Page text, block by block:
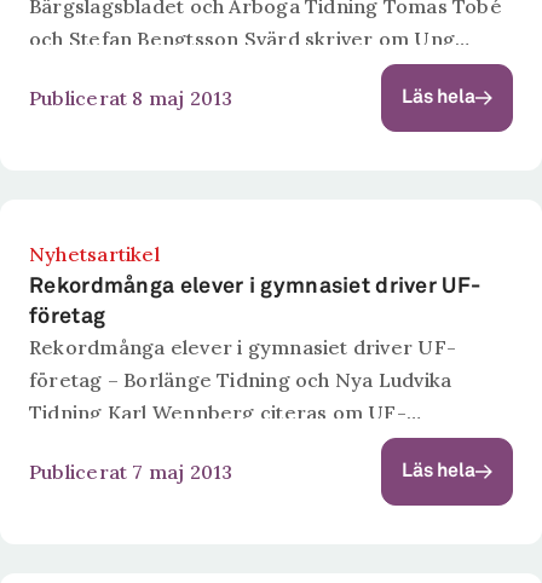
Bärgslagsbladet och Arboga Tidning Tomas Tobé
och Stefan Bengtsson Svärd skriver om Ung
Företagsamhet och Karl Wennbergs och Niklas
Elerts rapport dess effekter.
Publicerat 8 maj 2013 Läs hela
Nyhetsartikel
Rekordmånga elever i gymnasiet driver UF-
företag
Rekordmånga elever i gymnasiet driver UF-
företag – Borlänge Tidning och Nya Ludvika
Tidning Karl Wennberg citeras om UF-
Publicerat 7 maj 2013
Läs hela